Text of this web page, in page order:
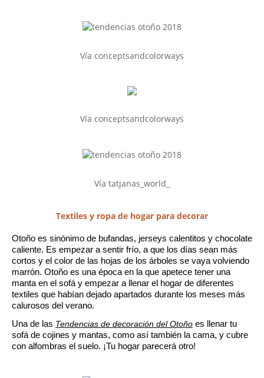
Vía conceptsandcolorways
Vía conceptsandcolorways
Vía tatjanas_world_
Textiles y ropa de hogar para decorar
Otoño es sinónimo de bufandas, jerseys calentitos y chocolate
caliente. Es empezar a sentir frío, a que los días sean más
cortos y el color de las hojas de los árboles se vaya volviendo
marrón. Otoño es una época en la que apetece tener una
manta en el sofá y empezar a llenar el hogar de diferentes
textiles que habían dejado apartados durante los meses más
calurosos del verano.
Una de las Tendencias de decoración del Otoño es llenar tu
sofá de cojines y mantas, como así también la cama, y cubre
con alfombras el suelo. ¡Tu hogar parecerá otro!